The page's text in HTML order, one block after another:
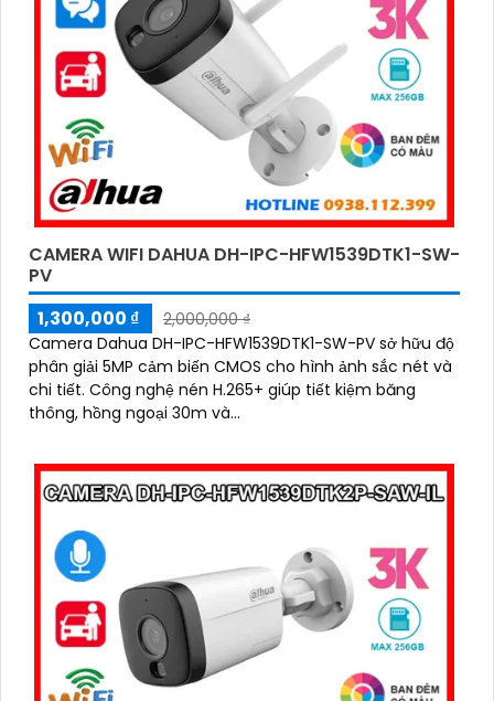
CAMERA WIFI DAHUA DH-IPC-HFW1539DTK1-SW-
PV
1,300,000 ₫
2,000,000 ₫
Camera Dahua DH-IPC-HFW1539DTK1-SW-PV sở hữu độ
phân giải 5MP cảm biến CMOS cho hình ảnh sắc nét và
chi tiết. Công nghệ nén H.265+ giúp tiết kiệm băng
thông, hồng ngoại 30m và...